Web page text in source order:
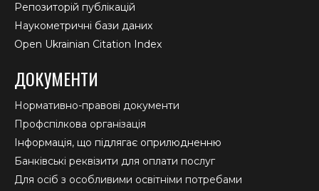
Репозиторій публікацій
Наукометричні бази даних
Open Ukrainian Citation Index
ДОКУМЕНТИ
Нормативно-правові документи
Профспілкова організація
Інформація, що підлягає оприлюдненню
Банківські реквізити для оплати послуг
Для осіб з особливими освітніми потребами